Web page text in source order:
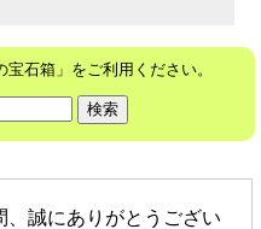
石箱」をご利用ください。
、誠にありがとうござい